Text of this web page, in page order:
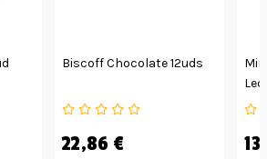
Biscoff Chocolate 12uds
22,86 €